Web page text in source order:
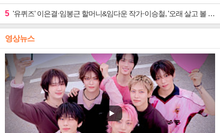
5 '유퀴즈' 이은결·임봉근 할머니&임다운 작가·이승철, '오래 살고 볼 일' 특집 출격
영상뉴스